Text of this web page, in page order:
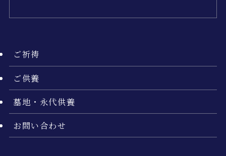
ご祈祷
ご供養
墓地・永代供養
お問い合わせ